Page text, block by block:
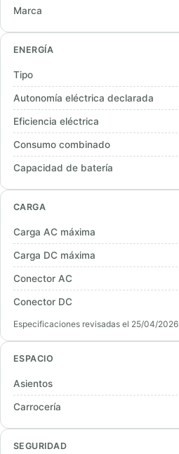
Marca
ENERGÍA
Tipo
Autonomía eléctrica declarada
Eficiencia eléctrica
Consumo combinado
Capacidad de batería
CARGA
Carga AC máxima
Carga DC máxima
Conector AC
Conector DC
Especificaciones revisadas el 25/04/2026
ESPACIO
Asientos
Carrocería
SEGURIDAD